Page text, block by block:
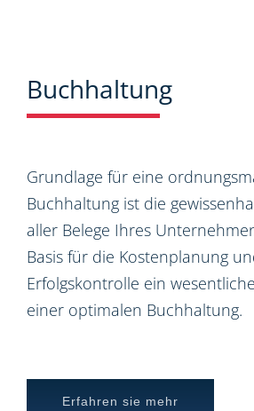
Buchhaltung
Grundlage für eine
Buchhaltung ist die
aller Belege Ihres
Basis für die Kostenplanung
Erfolgskontrolle ein
einer optimalen Buchhaltung.
Erfahren sie mehr